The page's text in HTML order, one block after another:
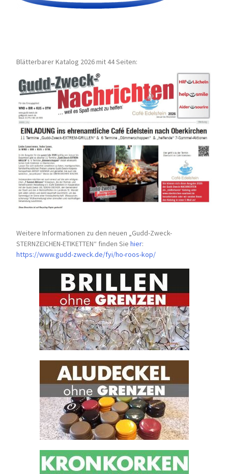
Blätterbarer Katalog 2026 mit 44 Seiten:
Weitere Informationen zu den neuen „Gudd-Zweck-
STERNZEICHEN-ETIKETTEN“ finden Siehier:
https://www.gudd-zweck.de/fyi/ho-roos-kop/